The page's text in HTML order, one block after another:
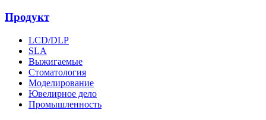
Продукт
LCD/DLP
SLA
Выжигаемые
Стоматология
Моделирование
Ювелирное дело
Промышленность